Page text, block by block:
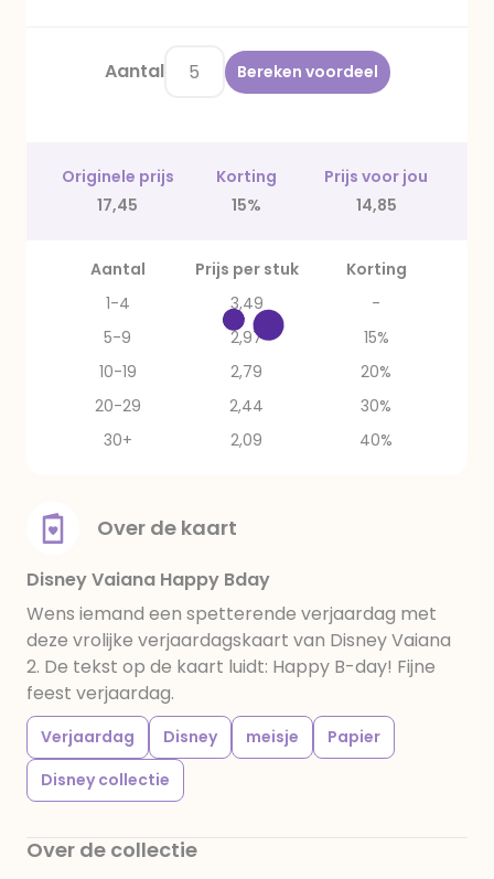
Aantal Bereken voordeel
Originele prijs Korting
Prijs voor jou
17,45
15% 14,85
Aantal Prijs per stuk
Korting
1-4
3,49
-
5-9
2,97
15%
10-19
2,79
20%
20-29
2,44
30%
30+
2,09 40%
Over de kaart
Disney Vaiana Happy Bday
Wens iemand een spetterende verjaardag met
deze vrolijke verjaardagskaart van Disney Vaiana
2. De tekst op de kaart luidt: Happy B-day! Fijne
feest verjaardag.
Verjaardag Disney meisje
Papier
Disney collectie
Over de collectie